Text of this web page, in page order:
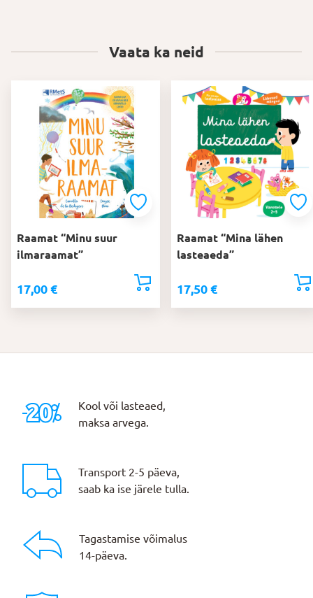
Vaata ka neid
Raamat “Minu suur
ilmaraamat”
17,00 €
Raamat “Mina lähen
lasteaeda”
17,50 €
Kool või lasteaed,
maksa arvega.
Transport 2-5 päeva,
saab ka ise järele tulla.
Tagastamise võimalus
14-päeva.